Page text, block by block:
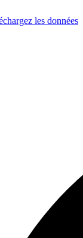
les données